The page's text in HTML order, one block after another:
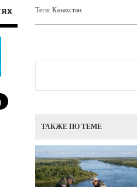
Теги: Казахстан
ТАКЖЕ ПО ТЕМЕ